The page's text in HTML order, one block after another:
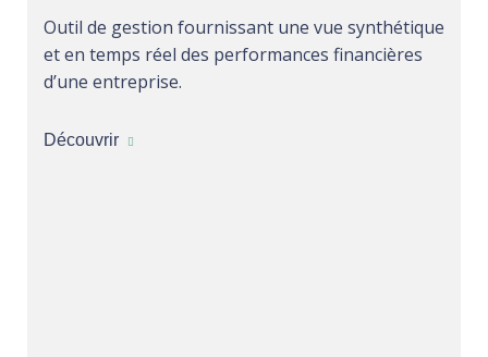
Outil de gestion fournissant une vue synthétique
et en temps réel des performances financières
d’une entreprise.
Découvrir